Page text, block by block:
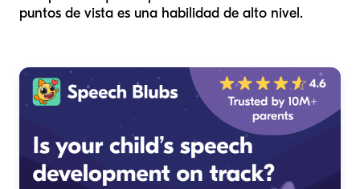
puntos de vista es una habilidad de alto nivel.